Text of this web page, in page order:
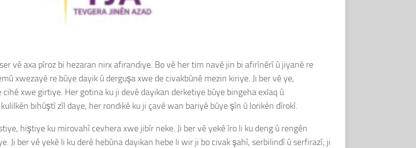
vê axa pîroz bi hezaran nirx afirandiye. Bo vê her tim navê jin bi afirînêrî û jiyanê re
xwezayê re bûye dayik û derguşa xwe de civakbûnê mezin kiriye. Ji ber vê ye,
xwe girtiye. Her gotina ku ji devê dayikan derketiye bûye bingeha exlaq û
bihûştî zîl daye, her rondikê ku ji çavê wan bariyê bûye şîn û lorikên dîrokî.
hiştiye ku mirovahî cevhera xwe jibîr neke. Ji ber vê yekê îro li ku deng û rengên
Ji ber vê yekê li ku derê hebûna dayikan hebe li wir ji bo civak şahî, serbilindî û serfirazî; ji